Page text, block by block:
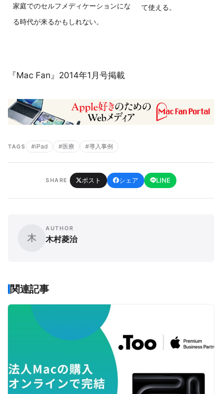
家庭でのセルフメディケーションにな
る時代が来るかもしれない。
て使える。
『Mac Fan』2014年1月号掲載
TAGS #iPad #医療 #導入事例
SHARE ポスト シェア LINE
木
AUTHOR
木村菱治
関連記事